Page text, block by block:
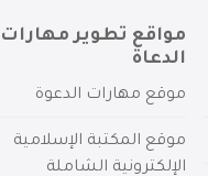
مواقع تطوير مهارات
الدعاة
موقع مهارات الدعوة
موقع المكتبة الإسلامية
الإلكترونية الشاملة